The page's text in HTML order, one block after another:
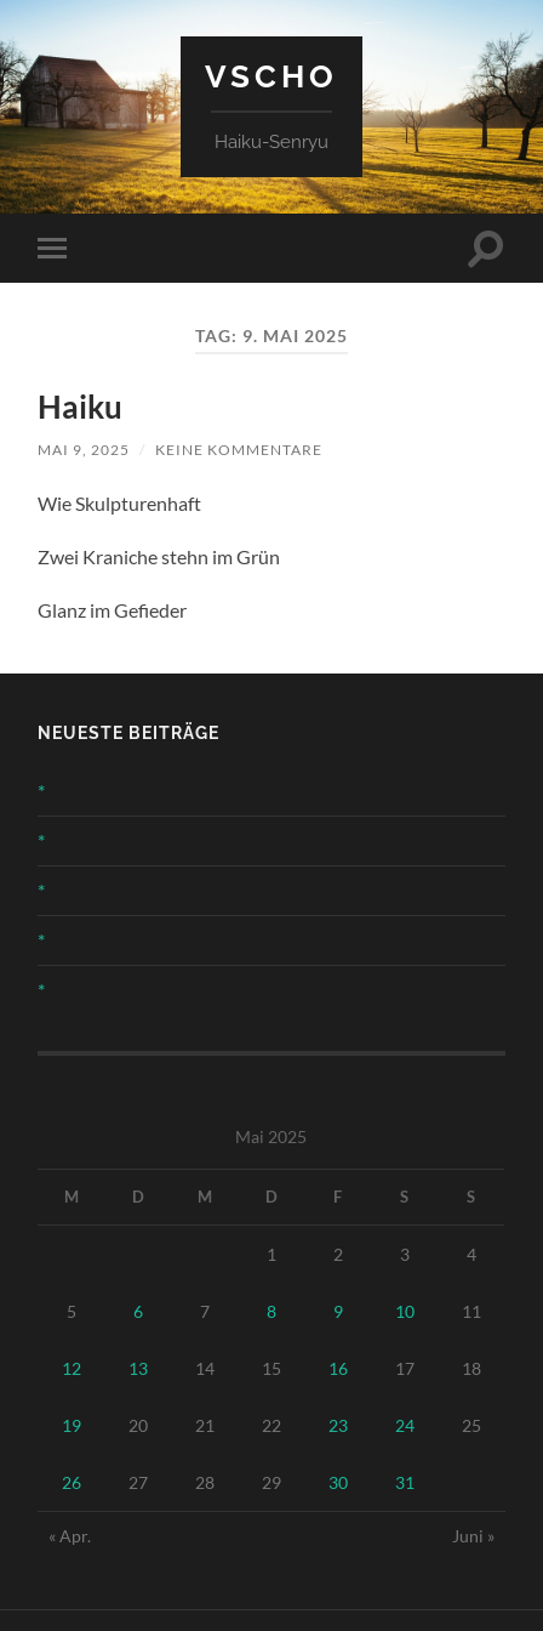
VSCHO
Haiku-Senryu
Mobile-
Menü
TAG: 9. MAI 2025
Haiku
MAI 9, 2025 / KEINE KOMMENTARE
Wie Skulpturenhaft
Zwei Kraniche stehn im Grün
Glanz im Gefieder
NEUESTE BEITRÄGE
*
*
*
*
*
Mai 2025
M D M D F S S
1 2 3 4
5 6 7 8 9 10 11
12 13 14 15 16 17 18
19 20 21 22 23 24 25
26 27 28 29 30 31
« Apr. Juni »